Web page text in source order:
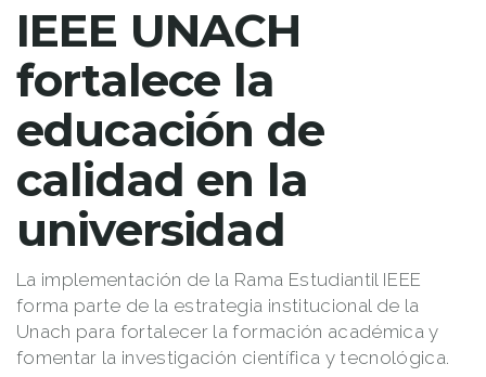
IEEE UNACH
fortalece la
educación de
calidad en la
universidad
La implementación de la Rama Estudiantil IEEE
forma parte de la estrategia institucional de la
Unach para fortalecer la formación académica y
fomentar la investigación científica y tecnológica.